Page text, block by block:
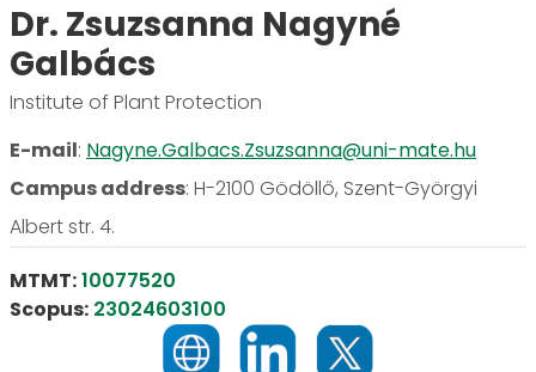
Dr. Zsuzsanna Nagyné
Galbács
Institute of Plant Protection
E-mail: Nagyne.Galbacs.Zsuzsanna@uni-mate.hu
Campus address: H-2100 Gödöllő, Szent-Györgyi
Albert str. 4.
MTMT:10077520
Scopus: 23024603100